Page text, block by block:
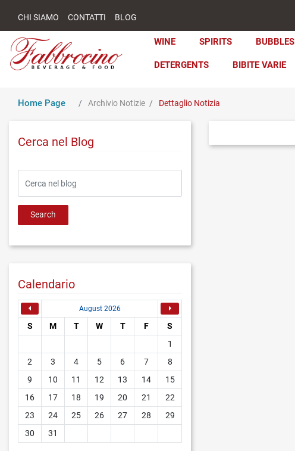
CHI SIAMO CONTATTI BLOG
WINE SPIRITS BUBBLES
DETERGENTS BIBITE VARIE
Home Page Archivio Notizie Dettaglio Notizia
Cerca nel Blog
Calendario
August 2026
S M T W T F
S
1
2
3 4 5 6 7
8
9
10 11 12 13 14
15
16
17 18 19 20 21
22
23
24 25 26 27 28
29
30
31